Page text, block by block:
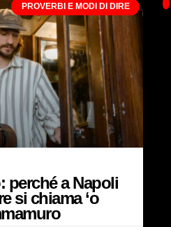
PROVERBI E MODI DI DIRE
perché a Napoli
si chiama ‘o